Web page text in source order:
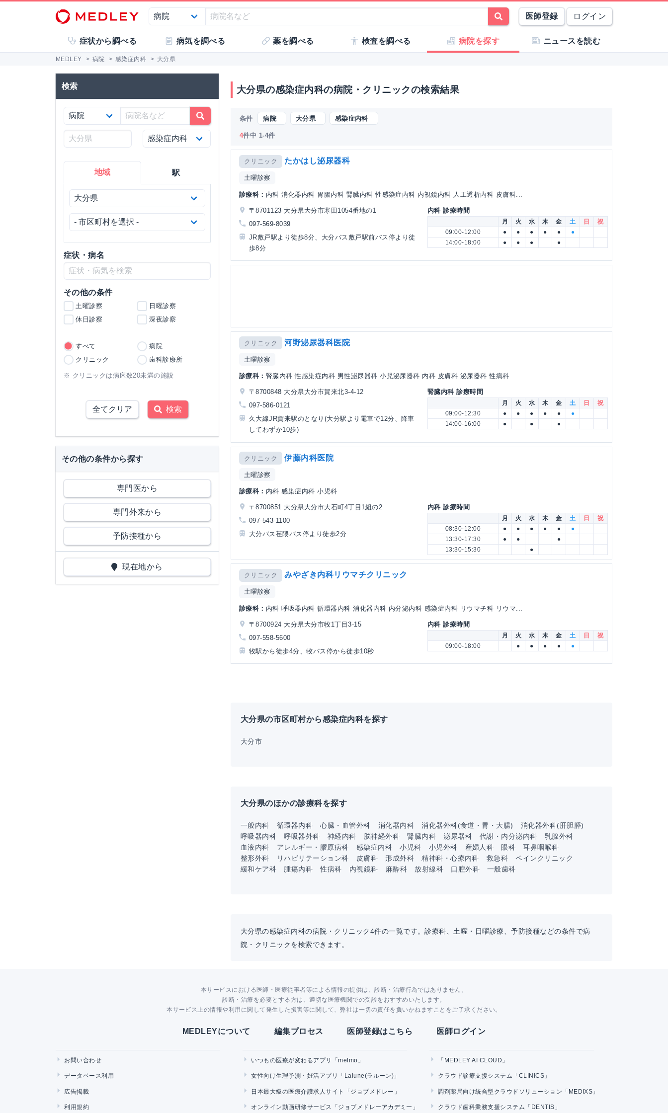
医師登録 ログイン
症状から調べる 病気を調べる 薬を調べる 検査を調べる 病院を探す ニュースを読む
MEDLEY > 病院 > 感染症内科 > 大分県
検索
地域 駅
症状・病名
その他の条件
土曜診察
日曜診察
休日診察
深夜診察
すべて
病院
クリニック
歯科診療所
※ クリニックは病床数20未満の施設
全てクリア 検索
その他の条件から探す
専門医から
専門外来から
予防接種から
現在地から
大分県の感染症内科の病院・クリニックの検索結果
条件 病院 大分県 感染症内科
4件中 1-4件
クリニック たかはし泌尿器科
土曜診察
診療科： 内科 消化器内科 胃腸内科 腎臓内科 性感染症内科 内視鏡内科 人工透析内科 皮膚科...
〒8701123 大分県大分市寒田1054番地の1
097-569-8039
JR敷戸駅より徒歩8分、大分バス敷戸駅前バス停より徒
歩8分
内科 診療時間
月 火 水 木 金 土 日
祝
09:00-12:00
● ● ● ● ●
●
14:00-18:00
● ● ● ●
クリニック 河野泌尿器科医院
土曜診察
診療科： 腎臓内科 性感染症内科 男性泌尿器科 小児泌尿器科 内科 皮膚科 泌尿器科 性病科
〒8700848 大分県大分市賀来北3-4-12
097-586-0121
久大線JR賀来駅のとなり(大分駅より電車で12分、降車
してわずか10歩)
腎臓内科 診療時間
月 火 水 木 金 土 日
祝
09:00-12:30
● ● ● ● ●
●
14:00-16:00
● ● ●
クリニック 伊藤内科医院
土曜診察
診療科： 内科 感染症内科 小児科
〒8700851 大分県大分市大石町4丁目1組の2
097-543-1100
大分バス荏隈バス停より徒歩2分
内科 診療時間
月 火 水 木 金 土 日
祝
08:30-12:00
● ● ● ● ●
●
13:30-17:30
● ●
●
13:30-15:30
●
クリニック みやざき内科リウマチクリニック
土曜診察
診療科： 内科 呼吸器内科 循環器内科 消化器内科 内分泌内科 感染症内科 リウマチ科 リウマ...
〒8700924 大分県大分市牧1丁目3-15
097-558-5600
牧駅から徒歩4分、牧バス停から徒歩10秒
内科 診療時間
月 火 水 木 金 土 日
祝
09:00-18:00
● ● ● ● ●
大分県の市区町村から感染症内科を探す
大分市
大分県のほかの診療科を探す
一般内科 循環器内科 心臓・血管外科 消化器内科 消化器外科(食道・胃・大腸)
消化器外科(肝胆膵)
呼吸器内科
呼吸器外科 神経内科 脳神経外科 腎臓内科 泌尿器科 代謝・内分泌内科
乳腺外科
血液内科
アレルギー・膠原病科 感染症内科 小児科 小児外科 産婦人科 眼科
耳鼻咽喉科
整形外科
リハビリテーション科 皮膚科 形成外科 精神科・心療内科 救急科
ペインクリニック
緩和ケア科
腫瘍内科 性病科 内視鏡科 麻酔科 放射線科 口腔外科 一般歯科
大分県の感染症内科の病院・クリニック4件の一覧です。診療科、土曜・日曜診療、予防接種などの条件で病
院・クリニックを検索できます。
本サービスにおける医師・医療従事者等による情報の提供は、診断・治療行為ではありません。
診断・治療を必要とする方は、適切な医療機関での受診をおすすめいたします。
本サービス上の情報や利用に関して発生した損害等に関して、弊社は一切の責任を負いかねますことをご了承ください。
MEDLEYについて 編集プロセス 医師登録はこちら 医師ログイン
お問い合わせ
データベース利用
広告掲載
利用規約
いつもの医療が変わるアプリ「melmo」
女性向け生理予測・妊活アプリ「Lalune(ラルーン)」
日本最大級の医療介護求人サイト「ジョブメドレー」
オンライン動画研修サービス「ジョブメドレーアカデミー」
「MEDLEY AI CLOUD」
クラウド診療支援システム「CLINICS」
調剤薬局向け統合型クラウドソリューション「MEDIXS」
クラウド歯科業務支援システム「DENTIS」